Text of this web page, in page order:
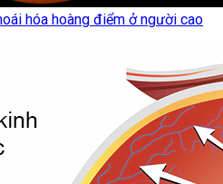
hóa hoàng điểm ở người cao